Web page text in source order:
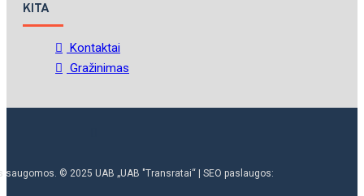
KITA
Kontaktai
Gražinimas
saugomos. © 2025 UAB „UAB "Transratai“ | SEO paslaugos: